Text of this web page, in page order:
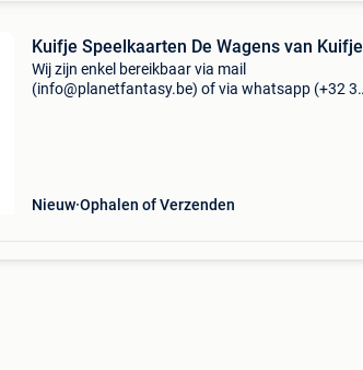
Kuifje Speelkaarten De Wagens van Kuifje
Wij zijn enkel bereikbaar via mail
(info@planetfantasy.be) of via whatsapp (+32 3
Nieuw Ophalen of Verzenden